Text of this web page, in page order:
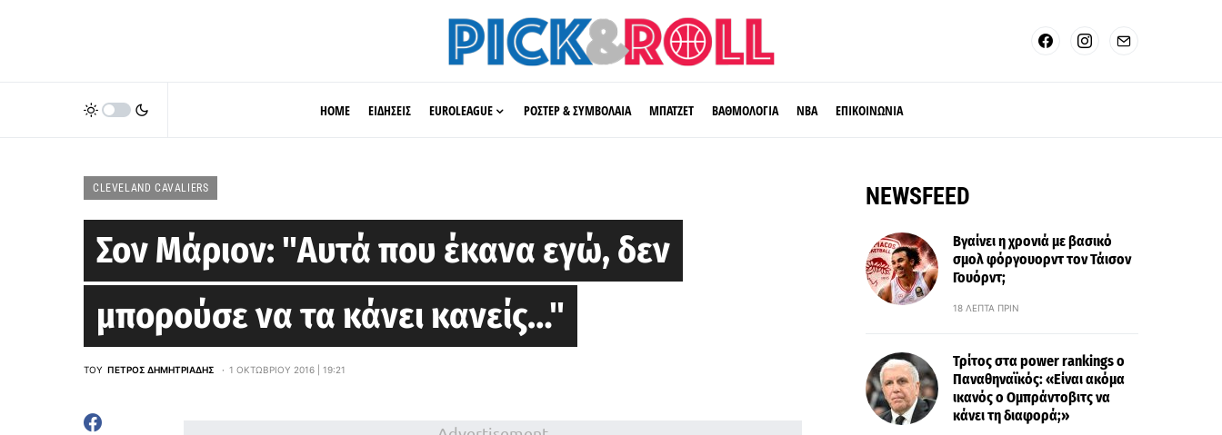
HOME ΕΙΔΗΣΕΙΣ EUROLEAGUE ΡΟΣΤΕΡ & ΣΥΜΒΟΛΑΙΑ ΜΠΑΤΖΕΤ ΒΑΘΜΟΛΟΓΙΑ ΝΒΑ ΕΠΙΚΟΙΝΩΝΙΑ
CLEVELAND CAVALIERS
Σον Μάριον: "Αυτά που έκανα εγώ, δεν
μπορούσε να τα κάνει κανείς…"
ΤΟΥ ΠΈΤΡΟΣ ΔΗΜΗΤΡΙΆΔΗΣ 1 ΟΚΤΩΒΡΊΟΥ 2016 | 19:21
NEWSFEED
Βγαίνει η χρονιά με βασικό
σμολ φόργουορντ τον Τάισον
Γουόρντ;
18 ΛΕΠΤΆ ΠΡΙΝ
Τρίτος στα power rankings ο
Παναθηναϊκός: «Είναι ακόμα
ικανός ο Ομπράντοβιτς να
κάνει τη διαφορά;»